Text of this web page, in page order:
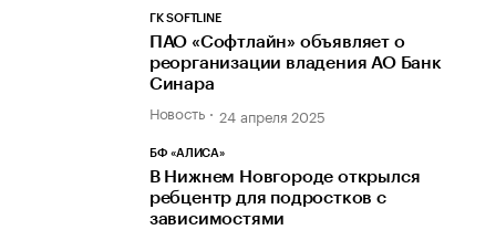
ГК SOFTLINE
ПАО «Софтлайн» объявляет о
реорганизации владения АО Банк
Синара
Новость 24 апреля 2025
БФ «АЛИСА»
В Нижнем Новгороде открылся
ребцентр для подростков с
зависимостями